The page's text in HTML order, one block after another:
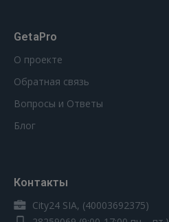
GetaPro
О проекте
Обратная связь
Вопросы и Ответы
Блог
Контакты
City24 SIA, (40003692375)